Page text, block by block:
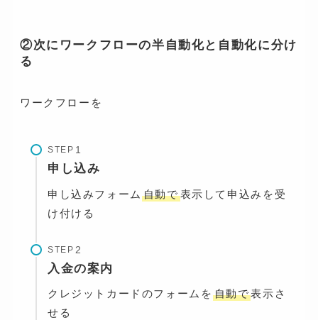
②次にワークフローの半自動化と自動化に分け
る
ワークフローを
STEP
申し込み
申し込みフォーム 自動で表示して申込みを受
け付ける
STEP
入金の案内
クレジットカードのフォームを 自動で表示さ
せる